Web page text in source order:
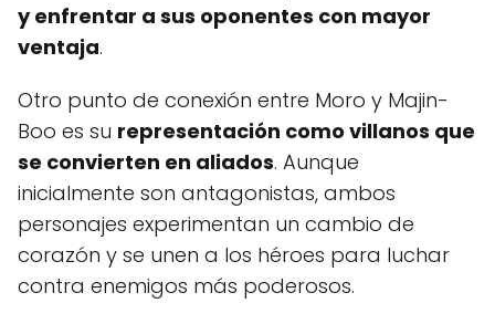
y enfrentar a sus oponentes con mayor
ventaja.
Otro punto de conexión entre Moro y Majin-
Boo es su representación como villanos que
se convierten en aliados. Aunque
inicialmente son antagonistas, ambos
personajes experimentan un cambio de
corazón y se unen a los héroes para luchar
contra enemigos más poderosos.